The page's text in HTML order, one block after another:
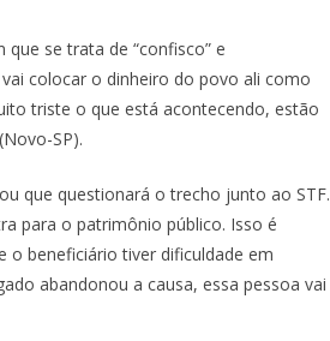
se trata de “confisco” e
colocar o dinheiro do povo ali como
triste o que está acontecendo, estão
SP).
que questionará o trecho junto ao STF.
para o patrimônio público. Isso é
o beneficiário tiver dificuldade em
abandonou a causa, essa pessoa vai